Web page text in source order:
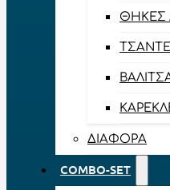
ΘΉΚΕΣ
ΔΙΆΦΟΡΑ
COMBO-SET